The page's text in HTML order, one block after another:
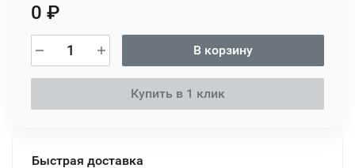
0 ₽
В корзину
Купить в 1 клик
Быстрая доставка